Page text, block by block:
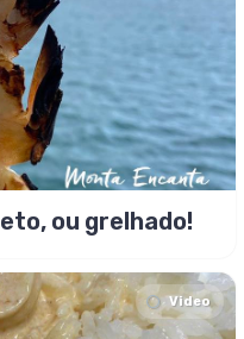
Camarão assado no espeto, ou grelhado!
Video